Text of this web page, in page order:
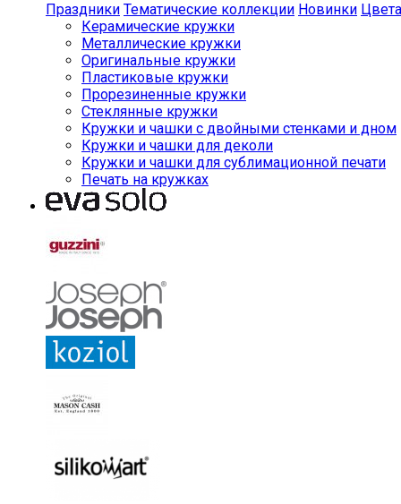
Праздники Тематические коллекции Новинки Цвета
Керамические кружки
Металлические кружки
Оригинальные кружки
Пластиковые кружки
Прорезиненные кружки
Стеклянные кружки
Кружки и чашки с двойными стенками и дном
Кружки и чашки для деколи
Кружки и чашки для сублимационной печати
Печать на кружках